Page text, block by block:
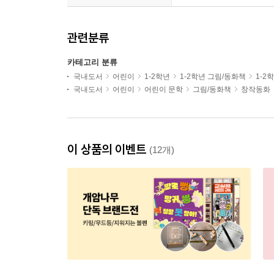
관련분류
카테고리 분류
국내도서 어린이 1-2학년 1-2학년 그림/동화책
1-2
국내도서
어린이 어린이 문학 그림/동화책 창작동화
이 상품의 이벤트 (12개)